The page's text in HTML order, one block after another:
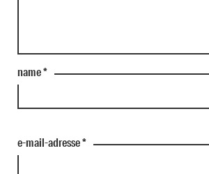
name*
e-mail-adresse*